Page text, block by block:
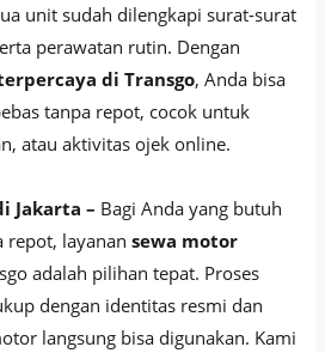
unit sudah dilengkapi surat-surat
perawatan rutin. Dengan
di Transgo, Anda bisa
tanpa repot, cocok untuk
atau aktivitas ojek online.
Jakarta – Bagi Anda yang butuh
repot, layanansewa motor
adalah pilihan tepat. Proses
dengan identitas resmi dan
langsung bisa digunakan. Kami